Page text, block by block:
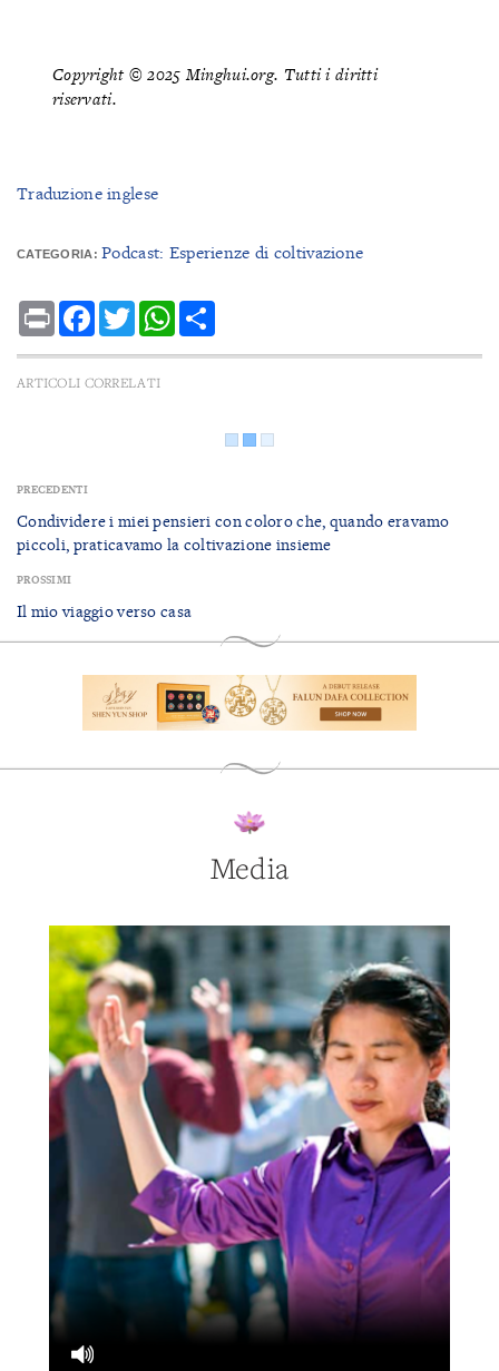
Copyright © 2025 Minghui.org. Tutti i diritti
riservati.
Traduzione inglese
CATEGORIA: Podcast: Esperienze di coltivazione
Print Facebook
TwitterWhatsApp
ARTICOLI CORRELATI
PRECEDENTI
Condividere i miei pensieri con coloro che, quando eravamo
piccoli, praticavamo la coltivazione insieme
PROSSIMI
Il mio viaggio verso casa
Media